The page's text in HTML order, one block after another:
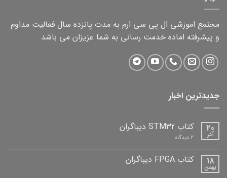
مجتمع اموزشی ال پی سی ارم به مدت پانزده سال فعالیت مداوم
و پیشرفته اماده خدمت رسانی به شما عزیزان می باشد
جدیدترین اخبار
20
آذر
کتاب STM32 دیباگران
2 دیدگاه برای
دیباگران 18
بهمن
کتاب FPGA دیباگران